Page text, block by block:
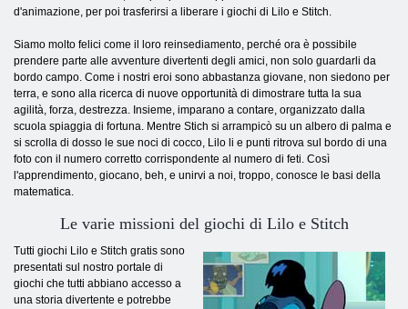
d'animazione, per poi trasferirsi a liberare i giochi di Lilo e Stitch.
Siamo molto felici come il loro reinsediamento, perché ora è possibile
prendere parte alle avventure divertenti degli amici, non solo guardarli da
bordo campo. Come i nostri eroi sono abbastanza giovane, non siedono per
terra, e sono alla ricerca di nuove opportunità di dimostrare tutta la sua
agilità, forza, destrezza. Insieme, imparano a contare, organizzato dalla
scuola spiaggia di fortuna. Mentre Stich si arrampicò su un albero di palma e
si scrolla di dosso le sue noci di cocco, Lilo li e punti ritrova sul bordo di una
foto con il numero corretto corrispondente al numero di feti. Così
l'apprendimento, giocano, beh, e unirvi a noi, troppo, conosce le basi della
matematica.
Le varie missioni del giochi di Lilo e Stitch
Tutti giochi Lilo e Stitch gratis sono
presentati sul nostro portale di
giochi che tutti abbiano accesso a
una storia divertente e potrebbe